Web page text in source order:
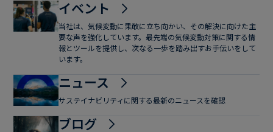
イベント
当社は、気候変動に果敢に立ち向かい、その解決に向けた主
要な声を強化しています。最先端の気候変動対策に関する情
報とツールを提供し、次なる一歩を踏み出すお手伝いをして
います。
ニュース
サステイナビリティに関する最新のニュースを確認
ブログ